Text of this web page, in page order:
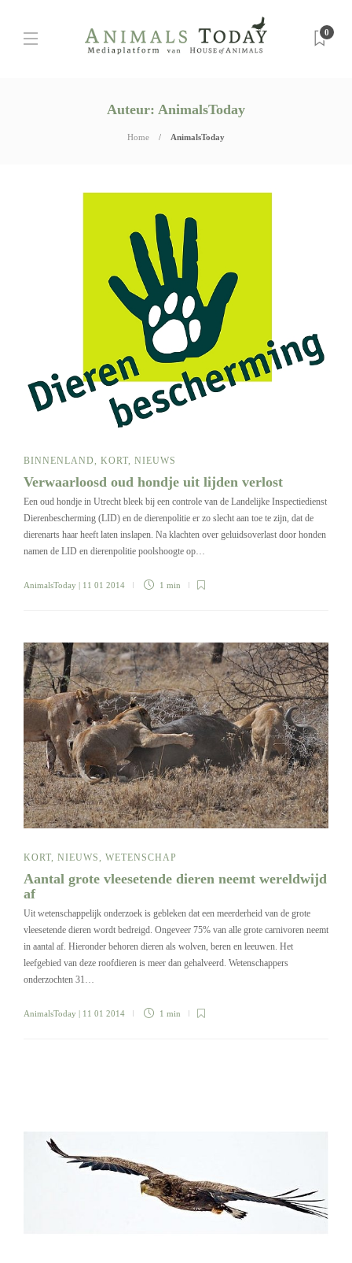
0
Auteur: AnimalsToday
Home AnimalsToday
BINNENLAND, KORT, NIEUWS
Verwaarloosd oud hondje uit lijden verlost
Een oud hondje in Utrecht bleek bij een controle van de Landelijke Inspectiedienst
Dierenbescherming (LID) en de dierenpolitie er zo slecht aan toe te zijn, dat de
dierenarts haar heeft laten inslapen. Na klachten over geluidsoverlast door honden
namen de LID en dierenpolitie poolshoogte op…
AnimalsToday | 11 01 2014 1 min
KORT NIEUWS WETENSCHAP
Aantal grote vleesetende dieren neemt wereldwijd
af
Uit wetenschappelijk onderzoek is gebleken dat een meerderheid van de grote
vleesetende dieren wordt bedreigd. Ongeveer 75% van alle grote carnivoren neemt
in aantal af. Hieronder behoren dieren als wolven, beren en leeuwen. Het
leefgebied van deze roofdieren is meer dan gehalveerd. Wetenschappers
onderzochten 31…
AnimalsToday | 11 01 2014 1 min